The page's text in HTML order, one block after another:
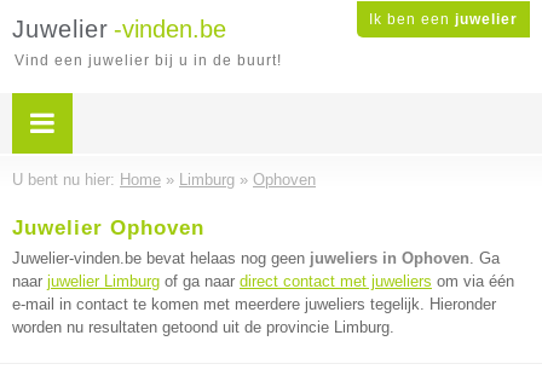
Ik ben een juwelier
Juwelier -vinden.be
Vind een juwelier bij u in de buurt!
U bent nu hier: Home » Limburg » Ophoven
Juwelier Ophoven
Juwelier-vinden.be bevat helaas nog geen juweliers in Ophoven. Ga
naar juwelier Limburg of ga naar direct contact met juweliers om via één
e-mail in contact te komen met meerdere juweliers tegelijk. Hieronder
worden nu resultaten getoond uit de provincie Limburg.